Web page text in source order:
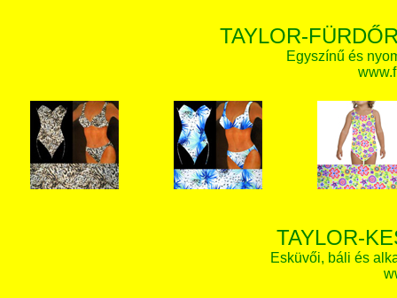
TAYLOR-
Egyszínű és
TAYLOR-
Esküvői, báli és